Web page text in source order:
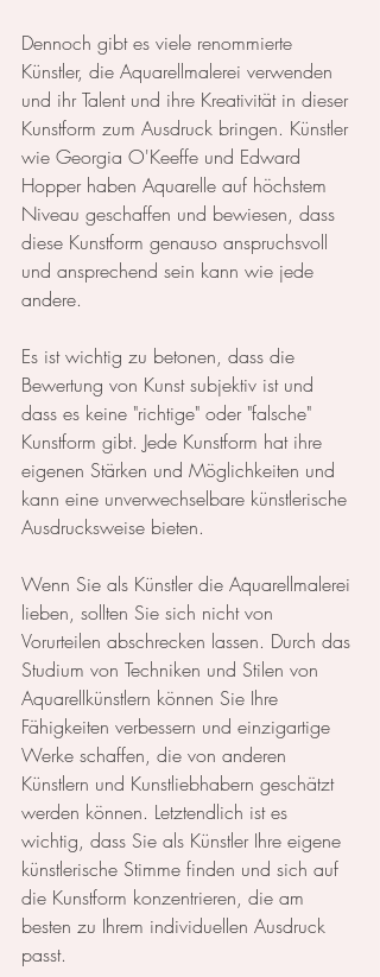
Dennoch gibt es viele renommierte
Künstler, die Aquarellmalerei verwenden
und ihr Talent und ihre Kreativität in dieser
Kunstform zum Ausdruck bringen. Künstler
wie Georgia O'Keeffe und Edward
Hopper haben Aquarelle auf höchstem
Niveau geschaffen und bewiesen, dass
diese Kunstform genauso anspruchsvoll
und ansprechend sein kann wie jede
andere.
Es ist wichtig zu betonen, dass die
Bewertung von Kunst subjektiv ist und
dass es keine "richtige" oder "falsche"
Kunstform gibt. Jede Kunstform hat ihre
eigenen Stärken und Möglichkeiten und
kann eine unverwechselbare künstlerische
Ausdrucksweise bieten.
Wenn Sie als Künstler die Aquarellmalerei
lieben, sollten Sie sich nicht von
Vorurteilen abschrecken lassen. Durch das
Studium von Techniken und Stilen von
Aquarellkünstlern können Sie Ihre
Fähigkeiten verbessern und einzigartige
Werke schaffen, die von anderen
Künstlern und Kunstliebhabern geschätzt
werden können. Letztendlich ist es
wichtig, dass Sie als Künstler Ihre eigene
künstlerische Stimme finden und sich auf
die Kunstform konzentrieren, die am
besten zu Ihrem individuellen Ausdruck
passt.